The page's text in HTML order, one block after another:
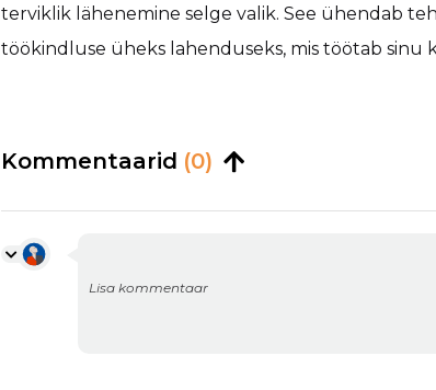
terviklik lähenemine selge valik. See ühendab
töökindluse üheks lahenduseks, mis töötab sinu
Kommentaarid (0)